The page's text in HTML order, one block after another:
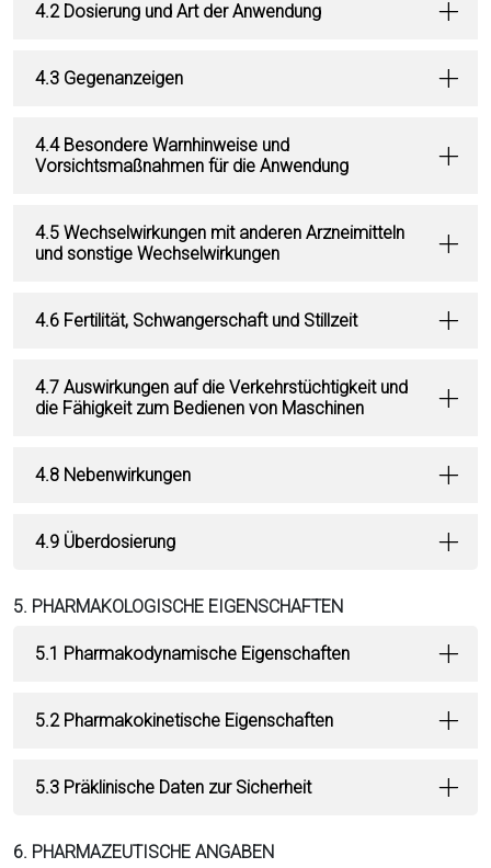
4.2 Dosierung und Art der Anwendung
4.3 Gegenanzeigen
4.4 Besondere Warnhinweise und
Vorsichtsmaßnahmen für die Anwendung
4.5 Wechselwirkungen mit anderen Arzneimitteln
und sonstige Wechselwirkungen
4.6 Fertilität, Schwangerschaft und Stillzeit
4.7 Auswirkungen auf die Verkehrstüchtigkeit und
die Fähigkeit zum Bedienen von Maschinen
4.8 Nebenwirkungen
4.9 Überdosierung
5. PHARMAKOLOGISCHE EIGENSCHAFTEN
5.1 Pharmakodynamische Eigenschaften
5.2 Pharmakokinetische Eigenschaften
5.3 Präklinische Daten zur Sicherheit
6. PHARMAZEUTISCHE ANGABEN